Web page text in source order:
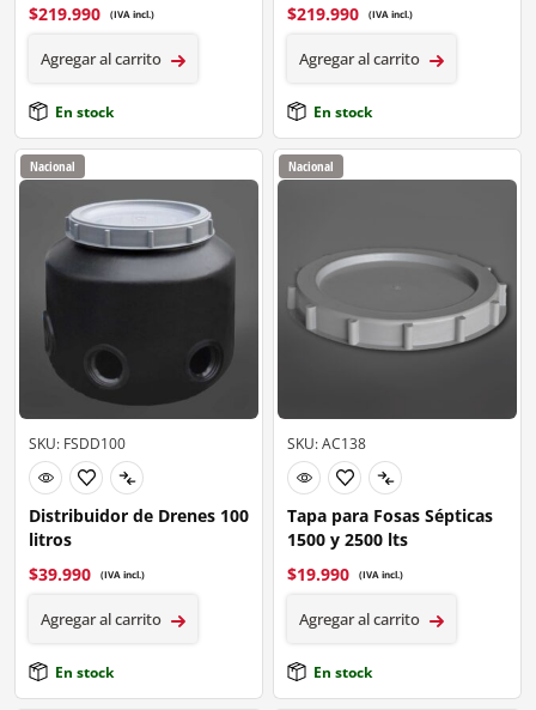
$219.990 (IVA incl.)
Agregar al carrito
En stock
$219.990 (IVA incl.)
Agregar al carrito
En stock
SKU: FSDD100
Nacional
Distribuidor de Drenes 100
litros
$39.990 (IVA incl.)
Agregar al carrito
En stock
SKU: AC138
Nacional
Tapa para Fosas Sépticas
1500 y 2500 lts
$19.990 (IVA incl.)
Agregar al carrito
En stock